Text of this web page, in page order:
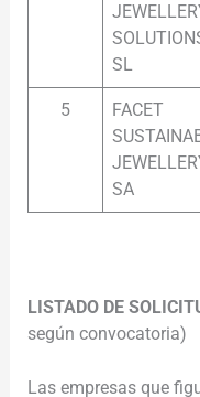
SL
5
FACET
SA
LISTADO DE
según convocatoria)
Las empresas que